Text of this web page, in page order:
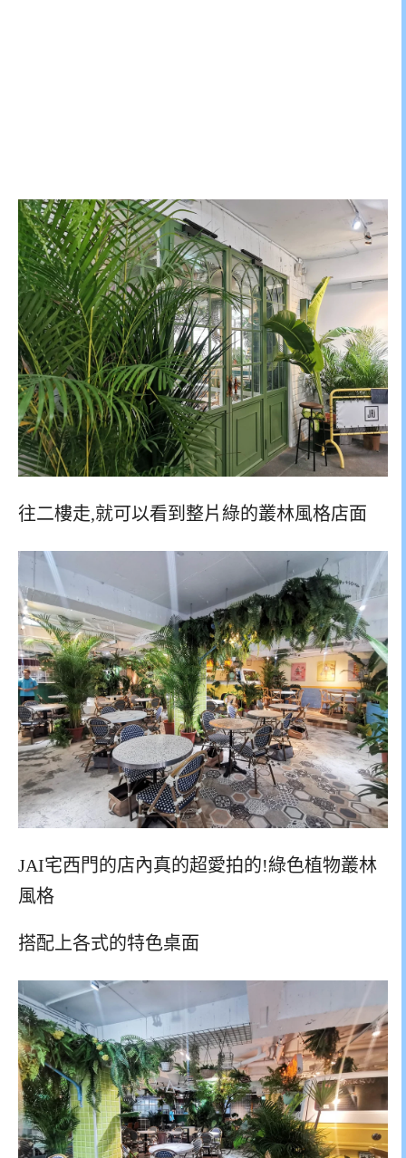
往二樓走,就可以看到整片綠的叢林風格店面
JAI宅西門的店內真的超愛拍的!綠色植物叢林
風格
搭配上各式的特色桌面